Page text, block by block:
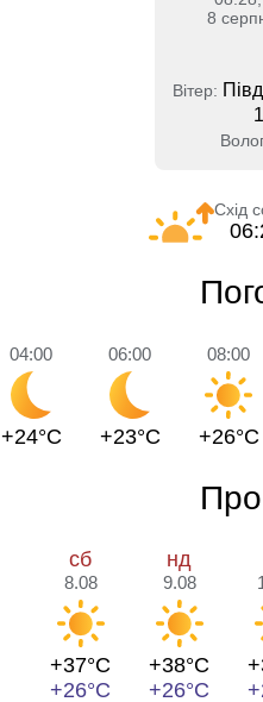
8
Вітер:
Схід
04:00
+24°C
06:00
+23°C
08:00
+26°C
сб
8.08
+37°C
+26°C
нд
9.08
+38°C
+26°C